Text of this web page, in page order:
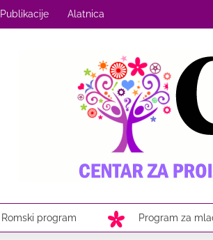
Publikacije Alatnica
Romski program Program za